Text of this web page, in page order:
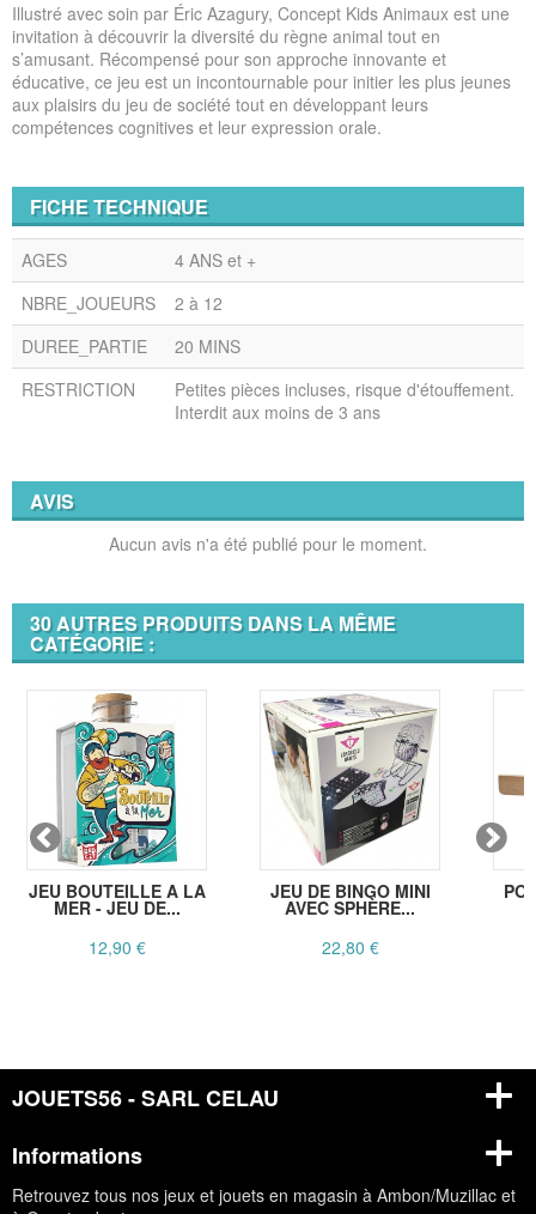
Illustré avec soin par Éric Azagury, Concept Kids Animaux est une
invitation à découvrir la diversité du règne animal tout en
s’amusant. Récompensé pour son approche innovante et
éducative, ce jeu est un incontournable pour initier les plus jeunes
aux plaisirs du jeu de société tout en développant leurs
compétences cognitives et leur expression orale.
FICHE TECHNIQUE
AGES
4 ANS et +
NBRE_JOUEURS
2 à 12
DUREE_PARTIE
20 MINS
RESTRICTION
Petites pièces incluses, risque d'étouffement.
Interdit aux moins de 3 ans
AVIS
Aucun avis n'a été publié pour le moment.
30 AUTRES PRODUITS DANS LA MÊME
CATÉGORIE :
JEU BOUTEILLE A LA
MER - JEU DE...
12,90 €
JEU DE BINGO MINI
AVEC SPHÈRE...
22,80 €
JOUETS56 - SARL CELAU
Informations
Retrouvez tous nos jeux et jouets en magasin à Ambon/Muzillac et